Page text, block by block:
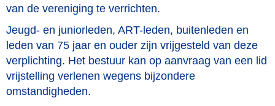
van de vereniging te verrichten.
Jeugd- en juniorleden, ART-leden, buitenleden en
leden van 75 jaar en ouder zijn vrijgesteld van deze
verplichting. Het bestuur kan op aanvraag van een lid
vrijstelling verlenen wegens bijzondere
omstandigheden.